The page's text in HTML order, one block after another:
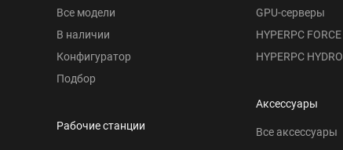
Все модели
В наличии
Конфигуратор
Подбор
Рабочие станции
GPU-серверы
HYPERPC FORCE
HYPERPC HYDRO
Аксессуары
Все аксессуары